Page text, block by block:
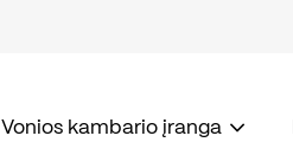
Vonios kambario įranga